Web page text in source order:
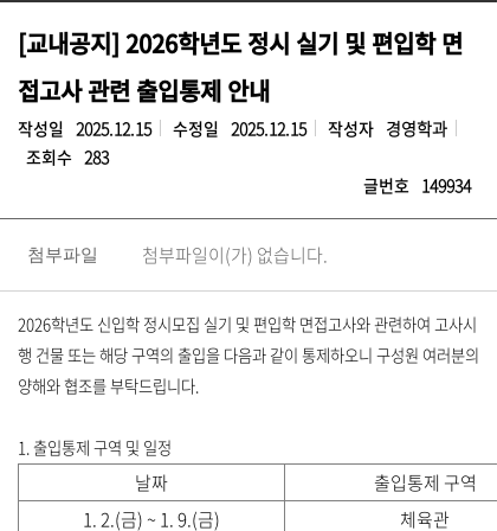
[교내공지] 2026학년도 정시 실기 및 편입학 면
접고사 관련 출입통제 안내
작성일 2025.12.15 수정일 2025.12.15 작성자 경영학과
조회수 283
글번호 149934
첨부파일 첨부파일이(가) 없습니다.
2026학년도 신입학 정시모집 실기 및 편입학 면접고사와 관련하여 고사시
행 건물 또는 해당 구역의 출입을 다음과 같이 통제하오니 구성원 여러분의
양해와 협조를 부탁드립니다.
1. 출입통제 구역 및 일정
날짜
출입통제 구역
1. 2.(금) ~ 1. 9.(금)
체육관